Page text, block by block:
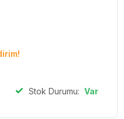
Stok Durumu: Var